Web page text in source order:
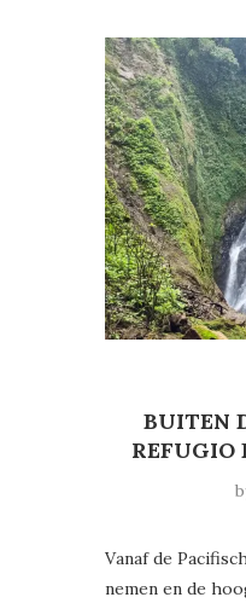
BUITEN
REFUGIO
Vanaf de
nemen en de